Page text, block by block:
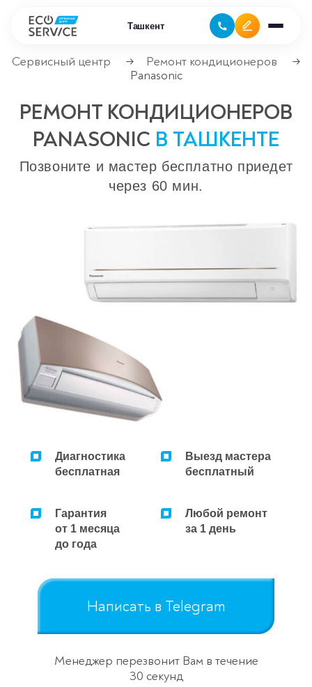
Ташкент
Ремонт компьютерной техники
Ремонт крупно бытовой техники
Ремонт офисной техники
Сервисные центры
Ремонт кофемашин
Ремонт микроволновок
Ремонт парогенераторов
Ремонт пылесосов
Сервисный центр → Ремонт кондиционеров
→
Panasonic
РЕМОНТ КОНДИЦИОНЕРОВ
PANASONIC В ТАШКЕНТЕ
Позвоните и мастер бесплатно приедет
через 60 мин.
Диагностика
бесплатная
Выезд мастера
бесплатный
Гарантия
от 1 месяца
до года
Любой ремонт
за 1 день
Написать в Telegram
Менеджер перезвонит Вам в течение
30 секунд